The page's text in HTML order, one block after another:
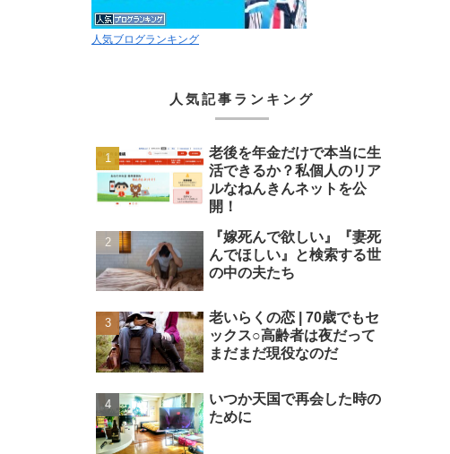
人気ブログランキング
人気記事ランキング
老後を年金だけで本当に生
活できるか？私個人のリア
ルなねんきんネットを公
開！
『嫁死んで欲しい』『妻死
んでほしい』と検索する世
の中の夫たち
老いらくの恋 | 70歳でもセ
ックス○高齢者は夜だって
まだまだ現役なのだ
いつか天国で再会した時の
ために